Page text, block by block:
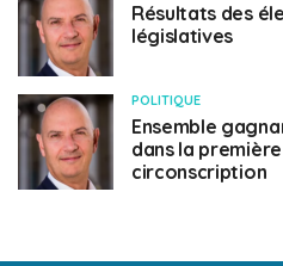
Résultats des
législatives
POLITIQUE
Ensemble
dans la première
circonscription